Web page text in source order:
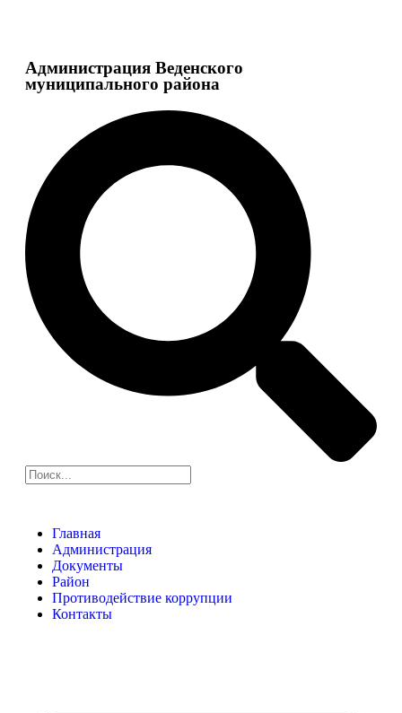
Администрация Веденского
муниципального района
Главная
Администрация
Документы
Район
Противодействие коррупции
Контакты